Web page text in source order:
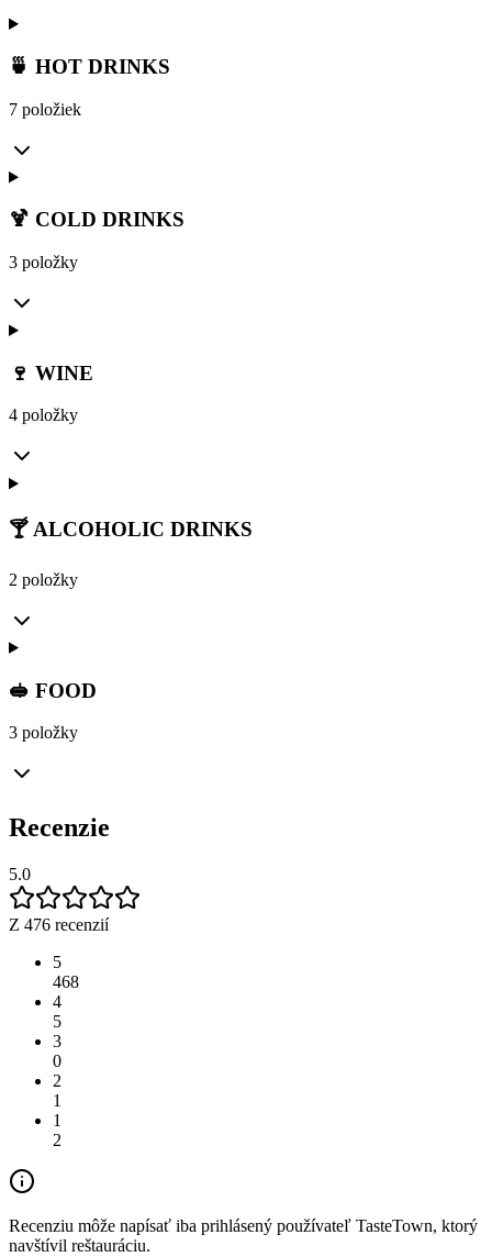
🍵 HOT DRINKS
7 položiek
🍹 COLD DRINKS
3 položky
🍷 WINE
4 položky
🍸 ALCOHOLIC DRINKS
2 položky
🥪 FOOD
3 položky
Recenzie
5.0
Z 476 recenzií
5
468
4
5
3
0
2
1
1
2
Recenziu môže napísať iba prihlásený používateľ TasteTown, ktorý
navštívil reštauráciu.